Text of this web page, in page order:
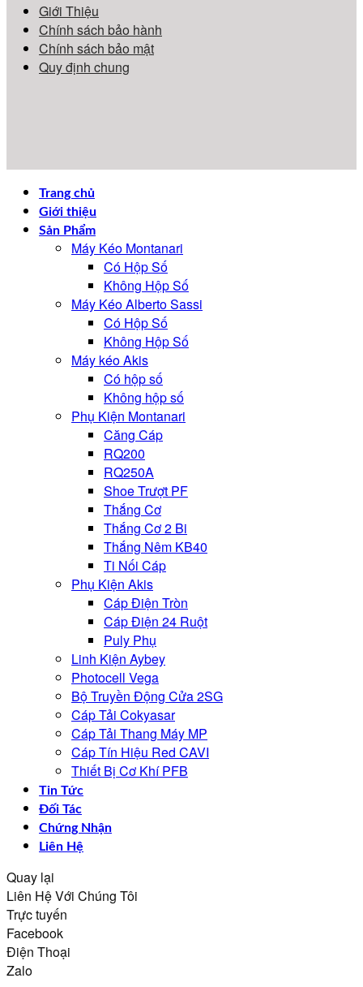
Giới Thiệu
Chính sách bảo hành
Chính sách bảo mật
Quy định chung
Trang chủ
Giới thiệu
Sản Phẩm
Máy Kéo Montanari
Có Hộp Số
Không Hộp Số
Máy Kéo Alberto Sassi
Có Hộp Số
Không Hộp Số
Máy kéo Akis
Có hộp số
Không hộp số
Phụ Kiện Montanari
Căng Cáp
RQ200
RQ250A
Shoe Trượt PF
Thắng Cơ
Thắng Cơ 2 Bi
Thắng Nêm KB40
Ti Nối Cáp
Phụ Kiện Akis
Cáp Điện Tròn
Cáp Điện 24 Ruột
Puly Phụ
Linh Kiện Aybey
Photocell Vega
Bộ Truyền Động Cửa 2SG
Cáp Tải Cokyasar
Cáp Tải Thang Máy MP
Cáp Tín Hiệu Red CAVI
Thiết Bị Cơ Khí PFB
Tin Tức
Đối Tác
Chứng Nhận
Liên Hệ
Quay lại
Liên Hệ Với Chúng Tôi
Trực tuyến
Facebook
Điện Thoại
Zalo